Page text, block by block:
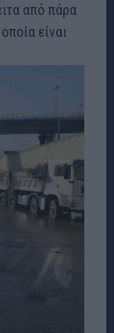
από πάρα
είναι